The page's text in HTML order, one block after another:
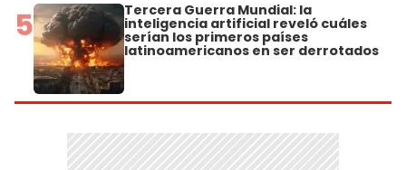
5 Tercera Guerra Mundial: la
inteligencia artificial reveló cuáles
serían los primeros países
latinoamericanos en ser derrotados